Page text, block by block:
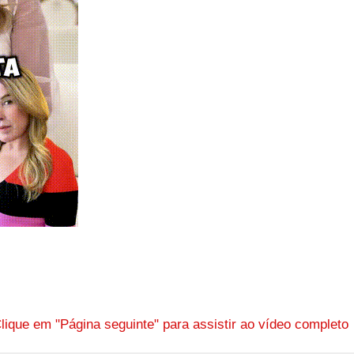
em "Página seguinte" para assistir ao vídeo completo